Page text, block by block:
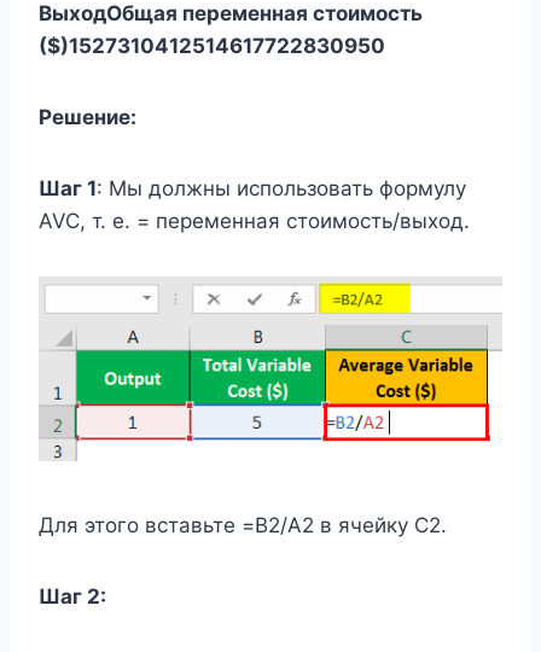
ВыходОбщая переменная стоимость
($)1527310412514617722830950
Решение:
Шаг 1: Мы должны использовать формулу
AVC, т. е. = переменная стоимость/выход.
Для этого вставьте =B2/A2 в ячейку C2.
Шаг 2: